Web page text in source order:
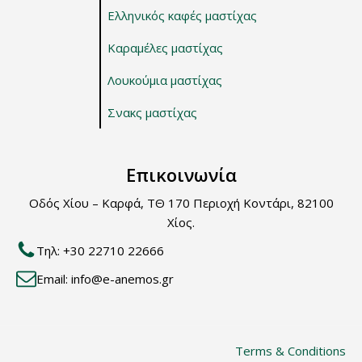
Ελληνικός καφές μαστίχας
Καραμέλες μαστίχας
Λουκούμια μαστίχας
Σνακς μαστίχας
Επικοινωνία
Οδός Χίου – Καρφά, ΤΘ 170 Περιοχή Κοντάρι, 82100
Χίος.
Τηλ: +30 22710 22666
Email: info@e-anemos.gr
Terms & Conditions